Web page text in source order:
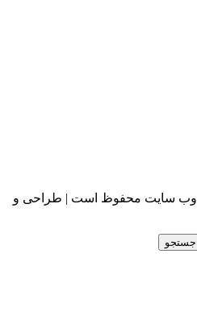
این وب سایت محفوظ است | طراحی و
جستجو